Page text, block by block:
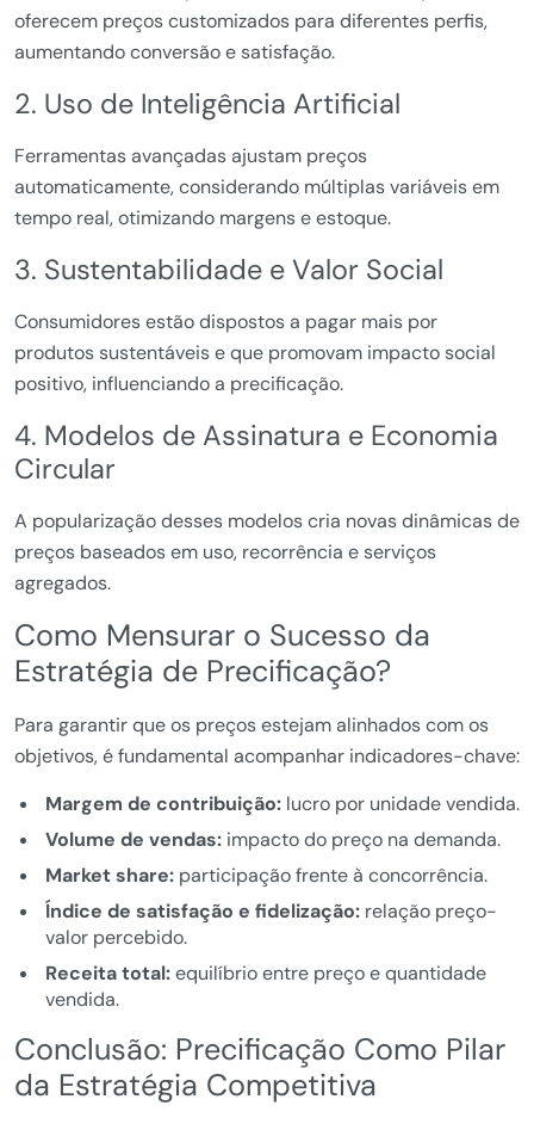
oferecem preços customizados para diferentes perfis,
aumentando conversão e satisfação.
2. Uso de Inteligência Artificial
Ferramentas avançadas ajustam preços
automaticamente, considerando múltiplas variáveis em
tempo real, otimizando margens e estoque.
3. Sustentabilidade e Valor Social
Consumidores estão dispostos a pagar mais por
produtos sustentáveis e que promovam impacto social
positivo, influenciando a precificação.
4. Modelos de Assinatura e Economia
Circular
A popularização desses modelos cria novas dinâmicas de
preços baseados em uso, recorrência e serviços
agregados.
Como Mensurar o Sucesso da
Estratégia de Precificação?
Para garantir que os preços estejam alinhados com os
objetivos, é fundamental acompanhar indicadores-chave:
Margem de contribuição:lucro por unidade vendida.
Volume de vendas:impacto do preço na demanda.
Market share:participação frente à concorrência.
Índice de satisfação e fidelização:relação preço-
valor percebido.
Receita total:equilíbrio entre preço e quantidade
vendida.
Conclusão: Precificação Como Pilar
da Estratégia Competitiva